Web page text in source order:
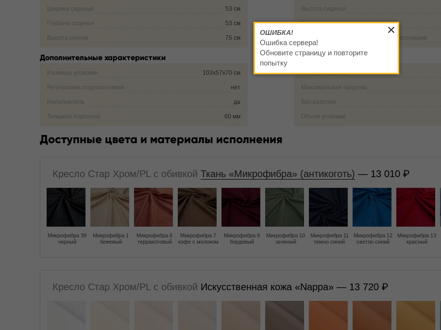
Ширина сиденья 53 см
Глубина сиденья 53 см
Высота спинки 75 см
Высота сиденья
Высота подлокотника от пола
Внешнее расстояние между подлокотниками
Дополнительные характеристики
Размеры упаковки 103х57х70 см
Регулировка подлокотников нет
Наполнитель да
Толщина поролона 60 мм
Толщина каркаса
Максимальная нагрузка
Вес изделия
Объем упаковки
Доступные цвета и материалы исполнения
Кресло Стар Хром/PL с обивкой Ткань «Микрофибра» (антикоготь) — 13 010
Микрофибра 39
черный
Микрофибра 1
бежевый
Микрофибра 6
терракотовый
Микрофибра 7
кофе с молоком
Микрофибра 9
бордовый
Микрофибра 10
зеленый
Микрофибра 11
темно синий
Микрофибра 12
светло синий
Микрофибра 13
красный
Кресло Стар Хром/PL с обивкой Искусственная кожа «Nappa» — 13 720
ОШИБКА!
Ошибка сервера!
Обновите страницу и повторите
попытку